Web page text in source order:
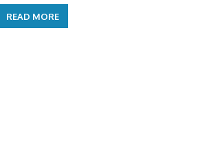
READ MORE